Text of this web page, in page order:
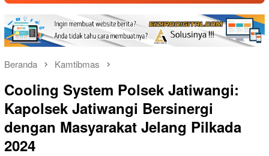
Beranda Kamtibmas
Cooling System Polsek Jatiwangi:
Kapolsek Jatiwangi Bersinergi
dengan Masyarakat Jelang Pilkada
2024